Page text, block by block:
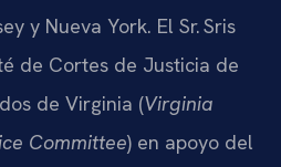
y Nueva York. El Sr. Sris
de Cortes de Justicia de
de Virginia (Virginia
Committee) en apoyo del